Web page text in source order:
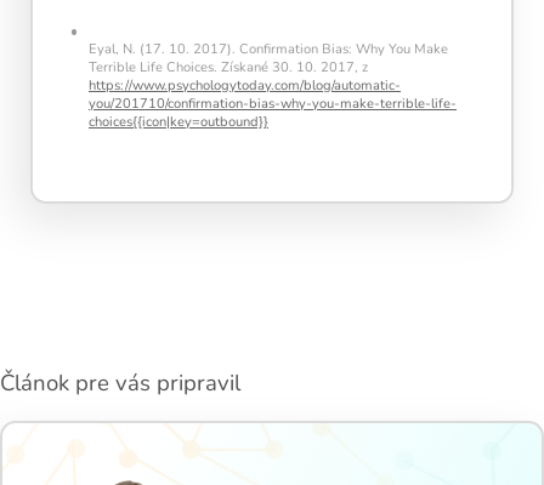
Eyal, N. (17. 10. 2017). Confirmation Bias: Why You Make
Terrible Life Choices. Získané 30. 10. 2017, z
https://www.psychologytoday.com/blog/automatic-
you/201710/confirmation-bias-why-you-make-terrible-life-
choices{{icon|key=outbound}}
Článok pre vás pripravil